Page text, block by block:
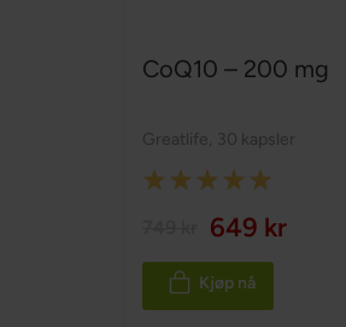
CoQ10 – 200 mg
Greatlife 30 kapsler
Rating:
649 kr
Kjøp nå